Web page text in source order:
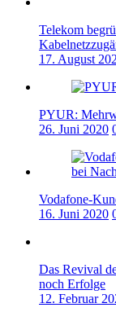
Telekom
17. August
PYUR:
26. Juni 2020
Vodafone-
16. Juni 2020
Das Revival
noch Erfolge
12. Februar